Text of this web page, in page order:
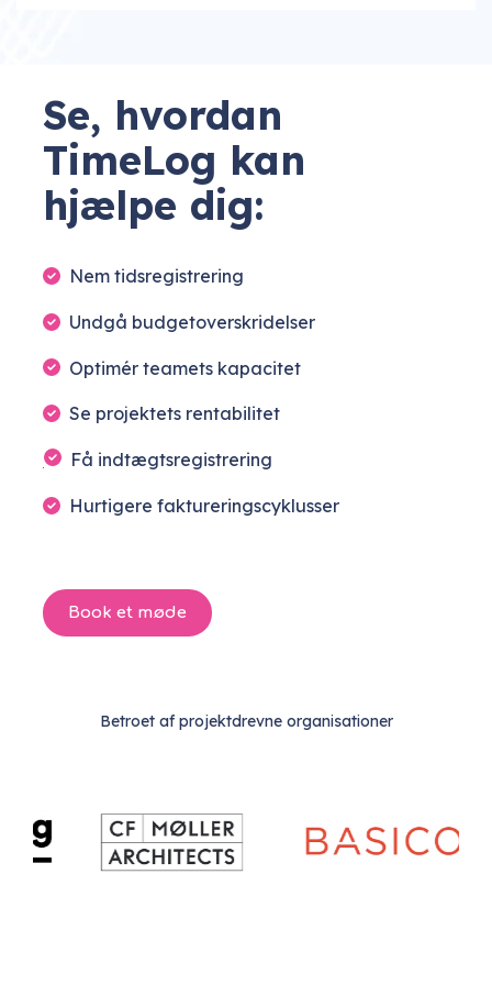
Se, hvordan
TimeLog kan
hjælpe dig:
Nem tidsregistrering
Undgå budgetoverskridelser
Optimér teamets kapacitet
Se projektets rentabilitet
Få indtægtsregistrering
Hurtigere faktureringscyklusser
Book et møde
Betroet af projektdrevne organisationer